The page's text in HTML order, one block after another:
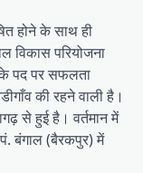
होने के साथ ही
विकास परियोजना
के पद पर सफलता
की रहने वाली है।
से हुई है। वर्तमान में
बंगाल (बैरकपुर) में